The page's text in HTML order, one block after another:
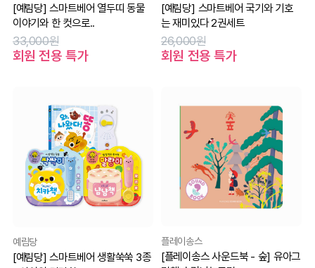
[예림당] 스마트베어 열두띠 동물
이야기와 한 컷으로..
33,000원
회원 전용 특가
[예림당] 스마트베어 국기와 기호
는 재미있다 2권세트
26,000원
회원 전용 특가
예림당
[예림당] 스마트베어 생활쑥쑥 3종
플레이송스
[플레이송스 사운드북 - 숲] 유아그